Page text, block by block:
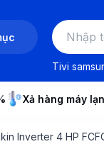
Tivi
Xả hàng máy
Inverter 4 HP